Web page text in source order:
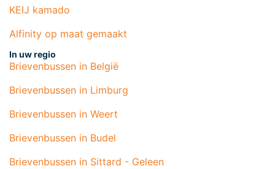
KEIJ kamado
Alfinity op maat gemaakt
In uw regio
Brievenbussen in België
Brievenbussen in Limburg
Brievenbussen in Weert
Brievenbussen in Budel
Brievenbussen in Sittard - Geleen